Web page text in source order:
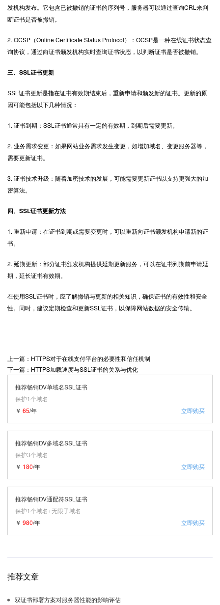
发机构发布。它包含已被撤销的证书的序列号，服务器可以通过查询CRL来判
断证书是否被撤销。
2. OCSP（Online Certificate Status Protocol）：OCSP是一种在线证书状态查
询协议，通过向证书颁发机构实时查询证书状态，以判断证书是否被撤销。
三、SSL证书更新
SSL证书更新是指在证书有效期结束后，重新申请和颁发新的证书。更新的原
因可能包括以下几种情况：
1. 证书到期：SSL证书通常具有一定的有效期，到期后需要更新。
2. 业务需求变更：如果网站业务需求发生变更，如增加域名、变更服务器等，
需要更新证书。
3. 证书技术升级：随着加密技术的发展，可能需要更新证书以支持更强大的加
密算法。
四、SSL证书更新方法
1. 重新申请：在证书到期或需要变更时，可以重新向证书颁发机构申请新的证
书。
2. 延期更新：部分证书颁发机构提供延期更新服务，可以在证书到期前申请延
期，延长证书有效期。
在使用SSL证书时，应了解撤销与更新的相关知识，确保证书的有效性和安全
性。同时，建议定期检查和更新SSL证书，以保障网站数据的安全传输。
上一篇：HTTPS对于在线支付平台的必要性和信任机制
下一篇：HTTPS加载速度与SSL证书的关系与优化
推荐畅销DV单域名SSL证书
保护1个域名
立即购买
￥ 65/年
推荐畅销DV多域名SSL证书
保护3个域名
立即购买
￥ 180/年
推荐畅销DV通配符SSL证书
保护1个域名+无限子域名
立即购买
￥ 980/年
推荐文章
双证书部署方案对服务器性能的影响评估